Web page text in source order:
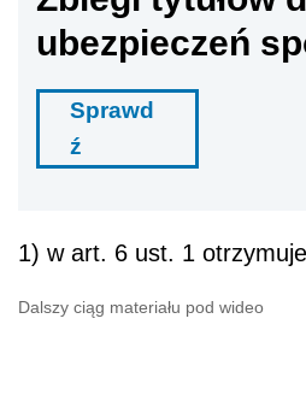
ubezpieczeń
Sprawd
ź
1) w art. 6 ust. 1
Dalszy ciąg materiału pod wideo